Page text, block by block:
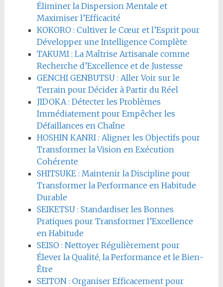
Éliminer la Dispersion Mentale et
Maximiser l’Efficacité
KOKORO : Cultiver le Cœur et l’Esprit pour
Développer une Intelligence Complète
TAKUMI : La Maîtrise Artisanale comme
Recherche d’Excellence et de Justesse
GENCHI GENBUTSU : Aller Voir sur le
Terrain pour Décider à Partir du Réel
JIDOKA : Détecter les Problèmes
Immédiatement pour Empêcher les
Défaillances en Chaîne
HOSHIN KANRI : Aligner les Objectifs pour
Transformer la Vision en Exécution
Cohérente
SHITSUKE : Maintenir la Discipline pour
Transformer la Performance en Habitude
Durable
SEIKETSU : Standardiser les Bonnes
Pratiques pour Transformer l’Excellence
en Habitude
SEISO : Nettoyer Régulièrement pour
Élever la Qualité, la Performance et le Bien-
Être
SEITON : Organiser Efficacement pour